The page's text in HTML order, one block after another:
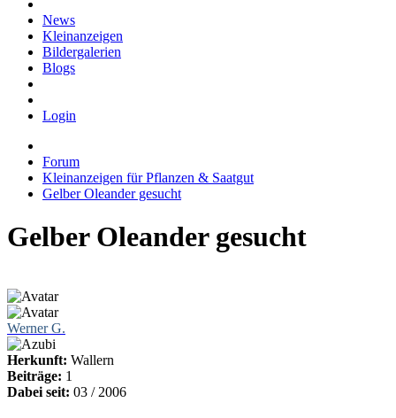
News
Kleinanzeigen
Bildergalerien
Blogs
Login
Forum
Kleinanzeigen für Pflanzen & Saatgut
Gelber Oleander gesucht
Gelber Oleander gesucht
Werner G.
Herkunft: Wallern
Beiträge: 1
Dabei seit: 03 / 2006